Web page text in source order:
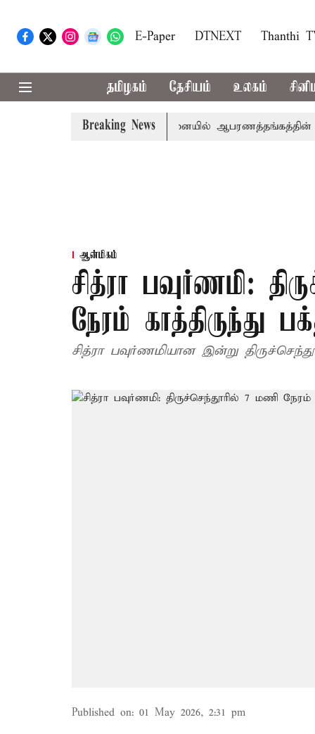
E-Paper DTNEXT Thanthi
தமிழகம் தேசியம் உலகம்
Breaking News
புறக்கணிப்பு சென்னையில் ஆபரணத்தங்கத்தின் விலை
ஆன்மிகம்
சித்ரா பவுர்ணமி:
நேரம் காத்திருந்து
சித்ரா பவுர்ணமியான இன்று
Published on: 01 May 2026, 2:31 pm